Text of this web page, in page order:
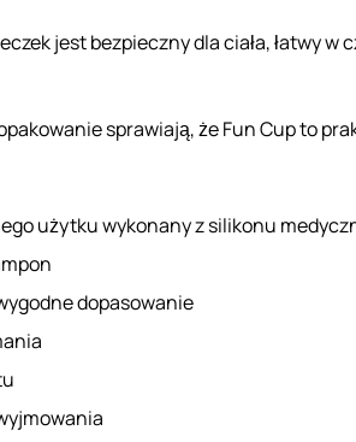
jest bezpieczny dla ciała, łatwy
sprawiają, że Fun Cup to
użytku wykonany z silikonu
dopasowanie